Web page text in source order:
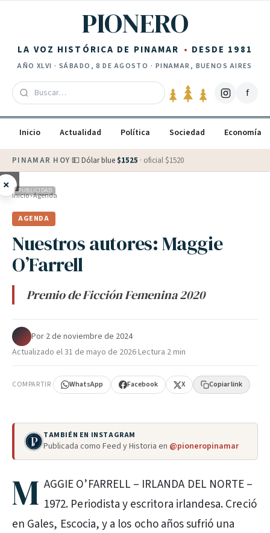
PIONERO
LA VOZ HISTÓRICA DE PINAMAR DESDE 1981
AÑO XLVI · SÁBADO, 8 DE AGOSTO · PINAMAR, BUENOS AIRES
f
Inicio Actualidad Política Sociedad Economía
PINAMAR HOY·💵 Dólar blue $1525 · oficial $1520
× PUBLICIDAD
Inicio›Agenda
AGENDA
Nuestros autores: Maggie
O’Farrell
Premio de Ficción Femenina 2020
Por·2 de noviembre de 2024·
Actualizado el31 de mayo de 2026·Lectura 2 min
COMPARTIR WhatsApp Facebook X Copiar link
TAMBIÉN EN INSTAGRAM
Publicada como Feed y Historia en @pioneropinamar
M AGGIE O’FARRELL – IRLANDA DEL NORTE –
1972. Periodista y escritora irlandesa. Creció
en Gales, Escocia, y a los ocho años sufrió una